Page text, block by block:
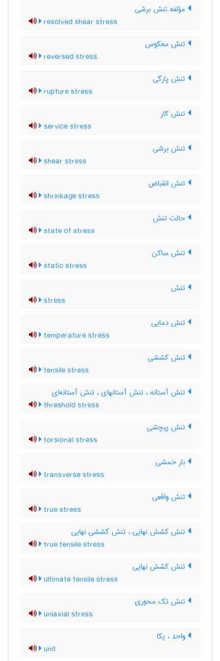
مؤلفه تنش برشی
resolved shear stress
تنش معکوس
reversed stress
تنش پارگی
rupture stress
تنش کار
service stress
تنش برشی
shear stress
تنش انقباض
shrinkage stress
حالت تنش
state of stress
تنش ساکن
static stress
تنش
stress
تنش دمایی
temperature stress
تنش کششی
tensile stress
تنش آستانه ، تنش آستانه‎ای ، تنش آستانه‌ای
threshold stress
تنش پیچشی
torsional stress
بار خمشی
transverse stress
تنش واقعی
true stress
تنش کشش نهایی ، تنش کششی نهایی
true tensile stress
تنش کشش نهایی
ultimate tensile stress
تنش تک محوری
uniaxial stress
واحد ، یکا
unit